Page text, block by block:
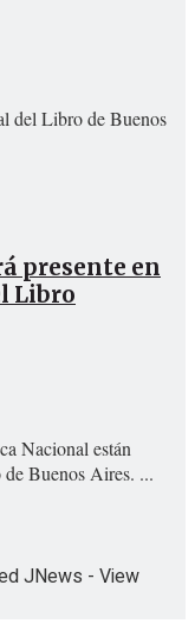
del Libro de Buenos
presente en
Libro
Nacional están
Buenos Aires. ...
JNews - View